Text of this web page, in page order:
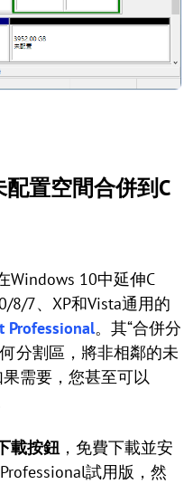
置空間合併到C
Windows 10中延伸C
8/7、XP和Vista通用的
Professional。其“合併分
分割區，將非相鄰的未
需要，您甚至可以
載按鈕 ，免費下載並安
試用版，然